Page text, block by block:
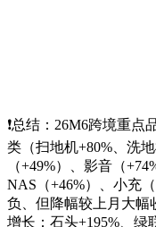
❗总结：26M6跨境重
类（扫地机+80%、洗
（+49%）、影音（
NAS（+46%）、小充
负、但降幅较上月大幅
增长：石头+195%、绿